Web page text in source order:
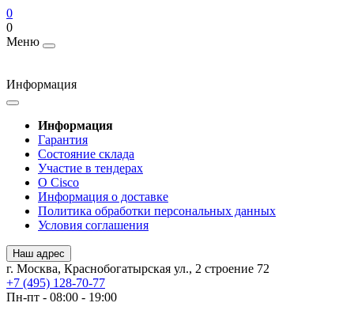
0
0
Меню
Информация
Информация
Гарантия
Состояние склада
Участие в тендерах
О Cisco
Информация о доставке
Политика обработки персональных данных
Условия соглашения
Наш адрес
г. Москва, Краснобогатырская ул., 2 строение 72
+7 (495) 128-70-77
Пн-пт - 08:00 - 19:00